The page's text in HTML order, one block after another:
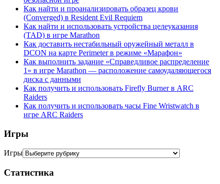
Как найти и проанализировать образец крови
(Converged) в Resident Evil Requiem
Как найти и использовать устройства целеуказания
(TAD) в игре Marathon
Как доставить нестабильный оружейный металл в
DCON на карте Perimeter в режиме «Марафон»
Как выполнить задание «Справедливое распределение
1» в игре Marathon — расположение самоудаляющегося
диска с данными
Как получить и использовать Firefly Burner в ARC
Raiders
Как получить и использовать часы Fine Wristwatch в
игре ARC Raiders
Игры
Игры
Статистика